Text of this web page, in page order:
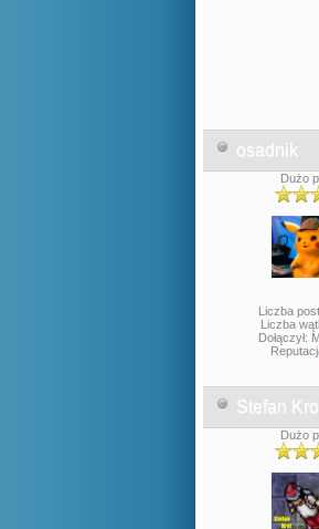
osadnik
Dużo
Liczba
Liczba
Dołączył:
Stefan
Dużo